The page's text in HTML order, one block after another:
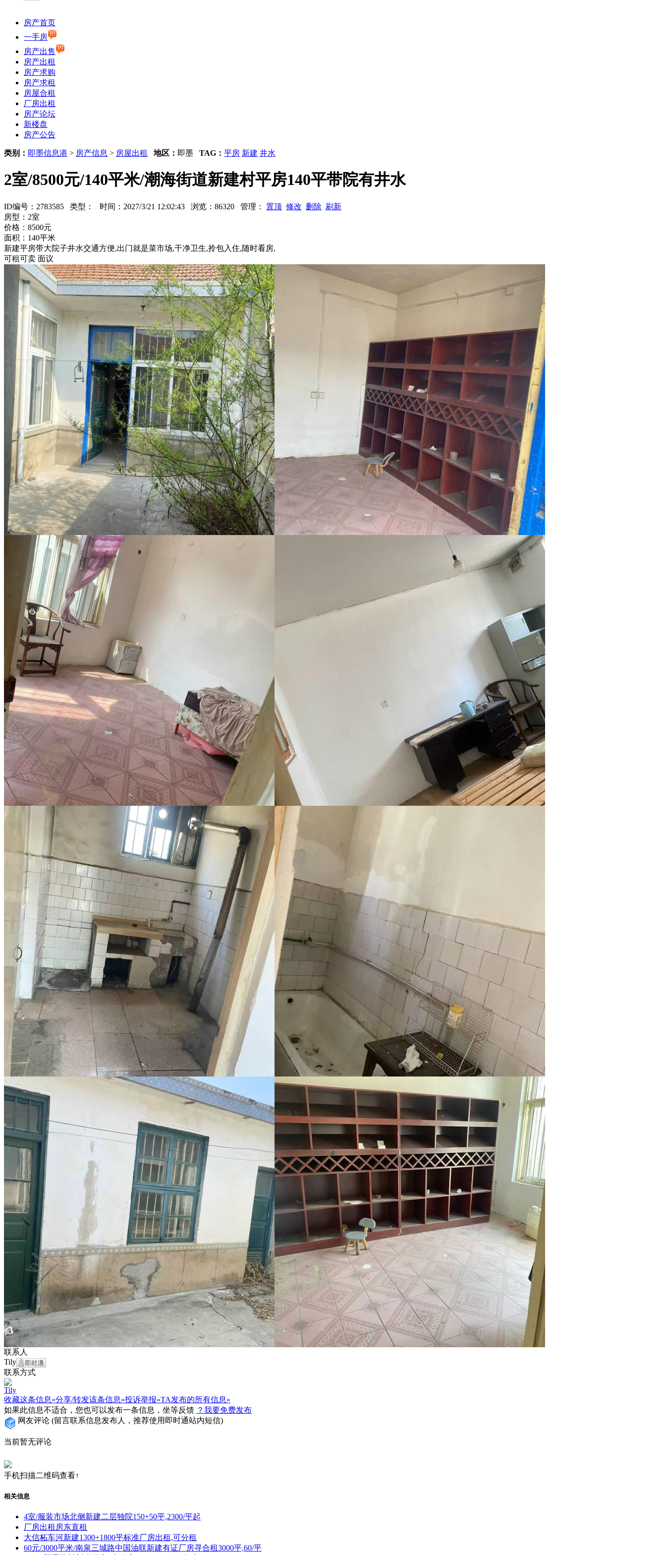
房产首页
一手房
房产出售
房产出租
房产求购
房产求租
房屋合租
厂房出租
房产论坛
新楼盘
房产公告
类别： 即墨信息港 > 房产信息 > 房屋出租 地区： 即墨 TAG： 平房 新建 井水
2室/8500元/140平米/潮海街道新建村平房140平带院有井水
ID编号：2783585 类型： 时间：2027/3/21 12:02:43 浏览：86320 管理： 置顶 修改 删除 刷新
房型：2室
价格：8500元
面积：140平米
新建平房带大院子井水交通方便,出门就是菜市场,干净卫生,拎包入住,随时看房,
可租可卖 面议
联系人
Tily
联系方式
Tily
收藏这条信息»分享/转发该条信息»投诉举报»TA发布的所有信息»
如果此信息不适合，您也可以发布一条信息，坐等反馈 ？我要免费发布
网友评论 (留言联系信息发布人，推荐使用即时通站内短信)
当前暂无评论
手机扫描二维码查看↑
相关信息
4室/服装市场北侧新建二层独院150+50平,2300/平起
厂房出租房东直租
大信柘车河新建1300+1800平标准厂房出租,可分租
60元/3000平米/南泉三城路中国油联新建有证厂房寻合租3000平,60/平